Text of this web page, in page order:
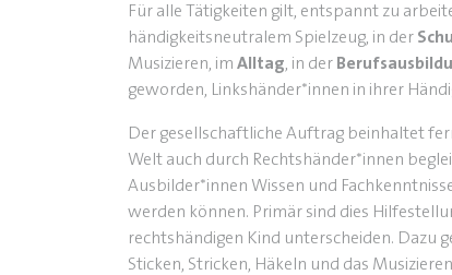
Für alle Tätigkeiten gilt, entspannt zu
händigkeitsneutralem Spielzeug, in der
Musizieren, im Alltag, in der
geworden, Linkshänder*innen in ihrer
Der gesellschaftliche Auftrag beinhaltet
Welt auch durch Rechtshänder*innen
Ausbilder*innen Wissen und
werden können. Primär sind dies
rechtshändigen Kind unterscheiden. Dazu
Sticken, Stricken, Häkeln und das